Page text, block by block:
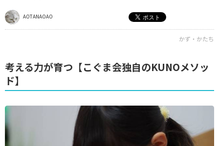
AOTANAOAO
かず・かたち
考える力が育つ【こぐま会独自のKUNOメソッ
ド】